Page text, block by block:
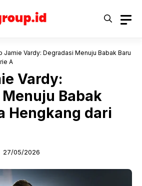
Jamie Vardy: Degradasi Menuju Babak Baru
A
Vardy:
Babak
Hengkang dari
27/05/2026